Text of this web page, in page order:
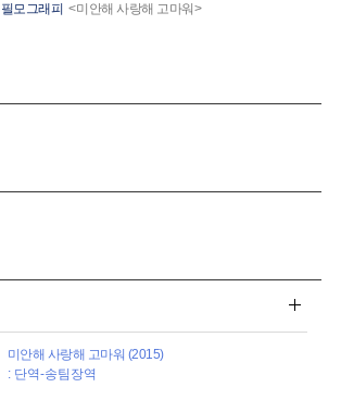
필모그래피 <미안해 사랑해 고마워>
미안해 사랑해 고마워 (2015)
: 단역-송팀장역